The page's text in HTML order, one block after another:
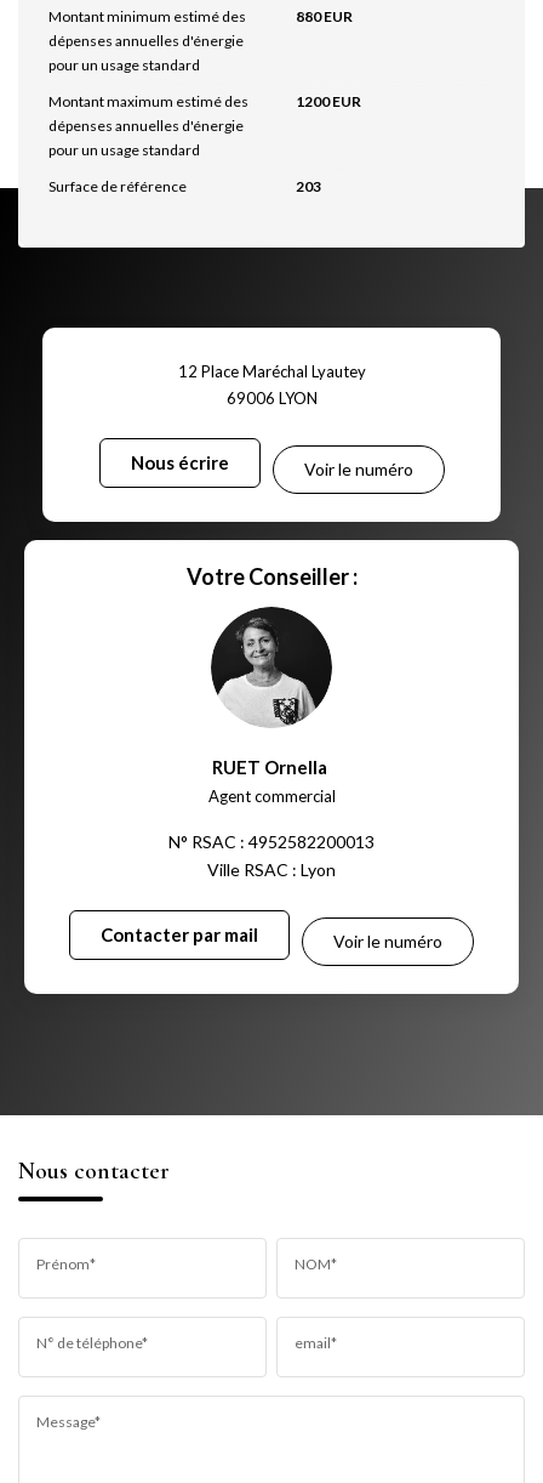
Montant minimum estimé des
dépenses annuelles d'énergie
pour un usage standard
880 EUR
Montant maximum estimé des
dépenses annuelles d'énergie
pour un usage standard
1200 EUR
Surface de référence 203
12 Place Maréchal Lyautey
69006 LYON
Nous écrire Voir le numéro
Votre Conseiller :
RUET Ornella
Agent commercial
N° RSAC : 4952582200013
Ville RSAC : Lyon
Contacter par mail Voir le numéro
Nous contacter
Prénom* NOM*
N° de téléphone* email*
Message*